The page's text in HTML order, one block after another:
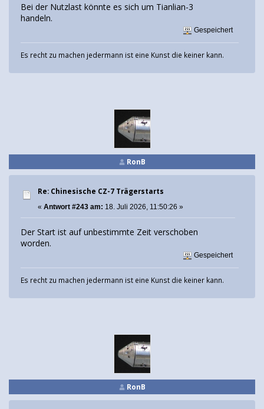
Bei der Nutzlast könnte es sich um Tianlian-3
handeln.
Gespeichert
Es recht zu machen jedermann ist eine Kunst die keiner kann.
RonB
Re: Chinesische CZ-7 Trägerstarts
« Antwort #243 am: 18. Juli 2026, 11:50:26 »
Der Start ist auf unbestimmte Zeit verschoben
worden.
Gespeichert
Es recht zu machen jedermann ist eine Kunst die keiner kann.
RonB